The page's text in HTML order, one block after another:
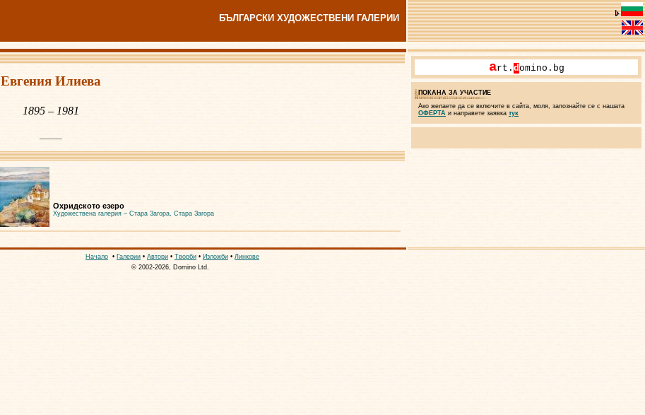
БЪЛГАРСКИ ХУДОЖЕСТВЕНИ ГАЛЕРИИ
Евгения Илиева
1895 – 1981
Охридското езеро
Художествена галерия – Стара Загора, Стара Загора
art. domino.bg
ПОКАНА ЗА УЧАСТИЕ
Ако желаете да се включите в сайта, моля, запознайте се с нашата
ОФЕРТА и направете заявка тук
Начало • Галерии • Автори • Творби • Изложби • Линкове
© 2002-2026, Domino Ltd.